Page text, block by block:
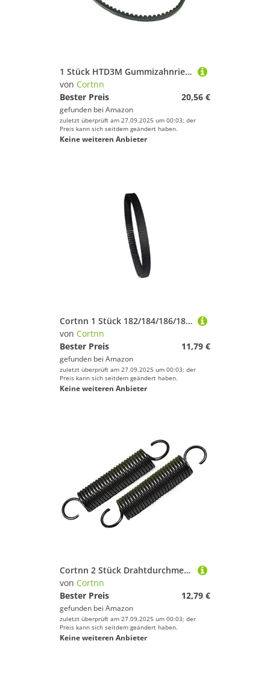
1 Stück HTD3M Gummizahnriemen Länge 1980/2040/2388/2640/3600 mm Geeignet for 10/15 mm breite Teilung 3 mm(3M-2640mm,1pc 15mm)
von Cortnn
Bester Preis
20,56 €
gefunden bei Amazon
zuletzt überprüft am 27.09.2025 um 00:03; der
Preis kann sich seitdem geändert haben.
Keine weiteren Anbieter
Cortnn 1 Stück 182/184/186/188/190/192/194 2GT Zahnriemen B = 6/9 mm T = 93/94/95/96/97 2MGT G2M Synchronriemen mit geschlossenem Regelkreis 3D-Drucker 188(188-GT2(94 Teeth),6mm)
von Cortnn
Bester Preis
11,79 €
gefunden bei Amazon
zuletzt überprüft am 27.09.2025 um 00:03; der
Preis kann sich seitdem geändert haben.
Keine weiteren Anbieter
Cortnn 2 Stück Drahtdurchmesser 1,0 mm Zugfeder Zugfedern Länge 30/35/40/45/50/55/60–110 mm Außendurchmesser 5/7/8/9 mm(35mm,8mm)
von Cortnn
Bester Preis
12,79 €
gefunden bei Amazon
zuletzt überprüft am 27.09.2025 um 00:03; der
Preis kann sich seitdem geändert haben.
Keine weiteren Anbieter